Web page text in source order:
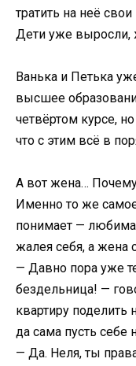
тратить на неё
Дети уже выросли,
Ванька и Петька
высшее
четвёртом курсе,
что с этим всё в
А вот жена…
Именно то же
понимает —
жалея себя, а жена
— Давно пора уже
бездельница! —
квартиру
да сама пусть себе
— Да. Неля, ты